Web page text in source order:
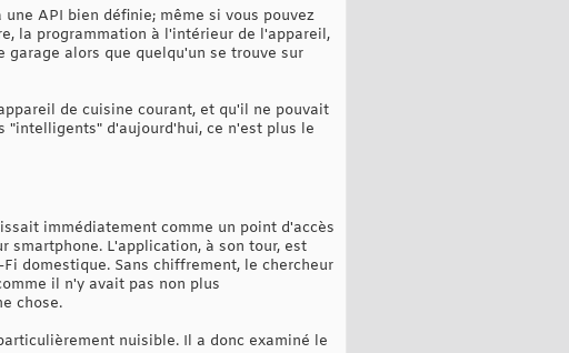
API bien définie; même si vous pouvez
la programmation à l'intérieur de l'appareil,
alors que quelqu'un se trouve sur
de cuisine courant, et qu'il ne pouvait
"intelligents" d'aujourd'hui, ce n'est plus le
immédiatement comme un point d'accès
smartphone. L'application, à son tour, est
domestique. Sans chiffrement, le chercheur
il n'y avait pas non plus
chose.
nuisible. Il a donc examiné le